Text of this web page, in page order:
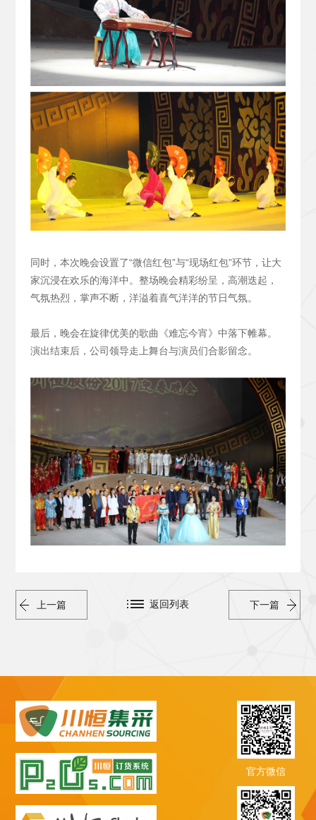
同时，本次晚会设置了“微信红包”与“现场红包”环节，让大
家沉浸在欢乐的海洋中。整场晚会精彩纷呈，高潮迭起，
气氛热烈，掌声不断，洋溢着喜气洋洋的节日气氛。
最后，晚会在旋律优美的歌曲《难忘今宵》中落下帷幕。
演出结束后，公司领导走上舞台与演员们合影留念。
上一篇 下一篇
返回列表
官方微信